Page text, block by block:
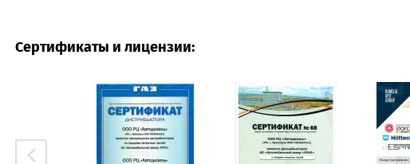
Сертификаты и лицензии: